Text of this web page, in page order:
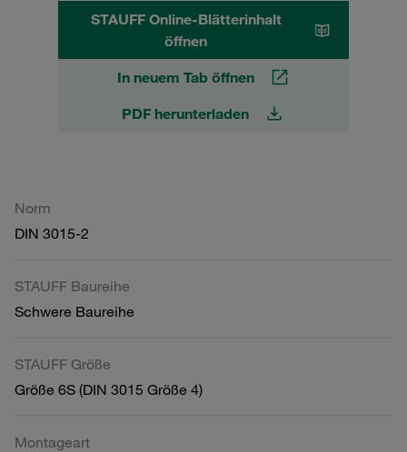
STAUFF Online-Blätterinhalt
öffnen
In neuem Tab öffnen
PDF herunterladen
Norm
DIN 3015-2
STAUFF Baureihe
Schwere Baureihe
STAUFF Größe
Größe 6S (DIN 3015 Größe 4)
Montageart